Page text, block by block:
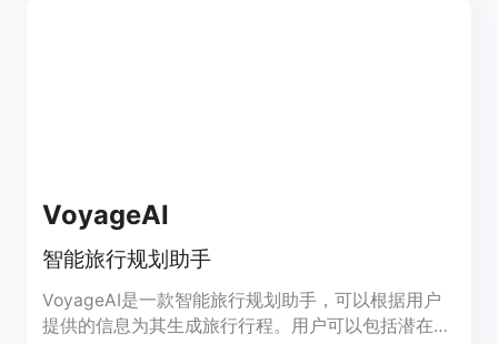
VoyageAI
智能旅行规划助手
VoyageAI是一款智能旅行规划助手，可以根据用户
提供的信息为其生成旅行行程。用户可以包括潜在目